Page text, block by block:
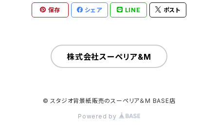
保存 シェア LINE ポスト
株式会社スーペリア&M
© スタジオ背景紙販売のスーペリア＆M BASE店
Powered by